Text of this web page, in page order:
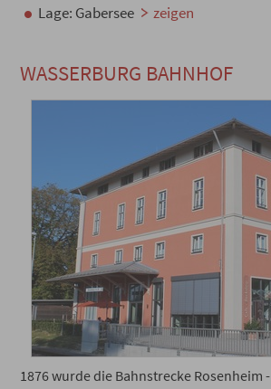
Lage: Gabersee zeigen
WASSERBURG BAHNHOF
1876 wurde die Bahnstrecke